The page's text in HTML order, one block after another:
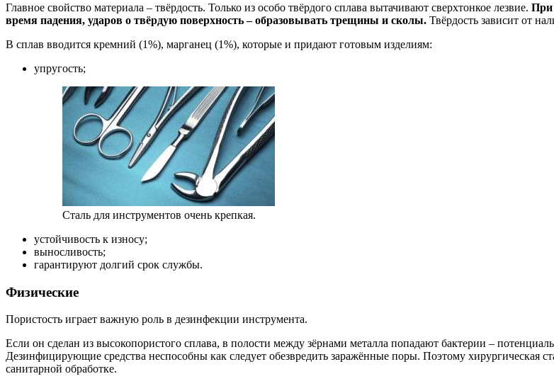
Главное свойство материала – твёрдость. Только из особо твёрдого сплава вытачивают сверхтонкое лезвие. При
время падения, ударов о твёрдую поверхность – образовывать трещины и сколы. Твёрдость зависит от
В сплав вводится кремний (1%), марганец (1%), которые и придают готовым изделиям:
упругость;
Сталь для инструментов очень крепкая.
устойчивость к износу;
выносливость;
гарантируют долгий срок службы.
Физические
Пористость играет важную роль в дезинфекции инструмента.
Если он сделан из высокопористого сплава, в полости между зёрнами металла попадают бактерии –
Дезинфицирующие средства неспособны как следует обезвредить заражённые поры. Поэтому хирургическая
санитарной обработке.